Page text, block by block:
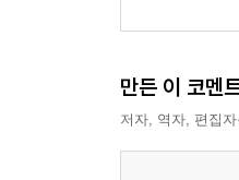
만든 이 코멘
저자, 역자, 편집